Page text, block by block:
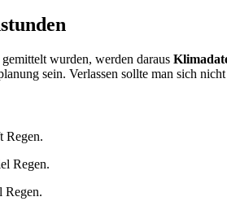
gemittelt wurden, werden daraus
sein. Verlassen sollte man sich nicht
Regen.
Regen.
Regen.